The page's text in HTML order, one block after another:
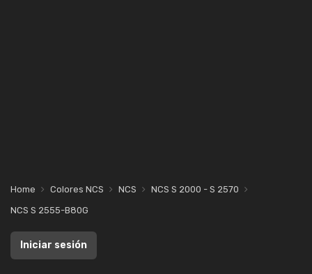
Home Colores NCS NCS
NCS S 2000 - S 2570
NCS S 2555-B80G
Iniciar sesión